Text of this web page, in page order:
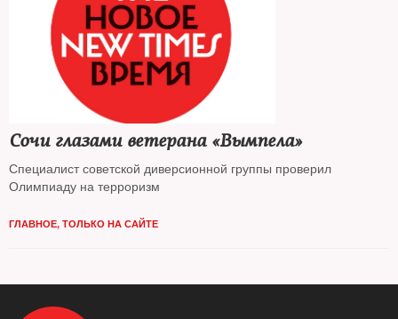
Сочи глазами ветерана «Вымпела»
Специалист советской диверсионной группы проверил
Олимпиаду на терроризм
ГЛАВНОЕ, ТОЛЬКО НА САЙТЕ